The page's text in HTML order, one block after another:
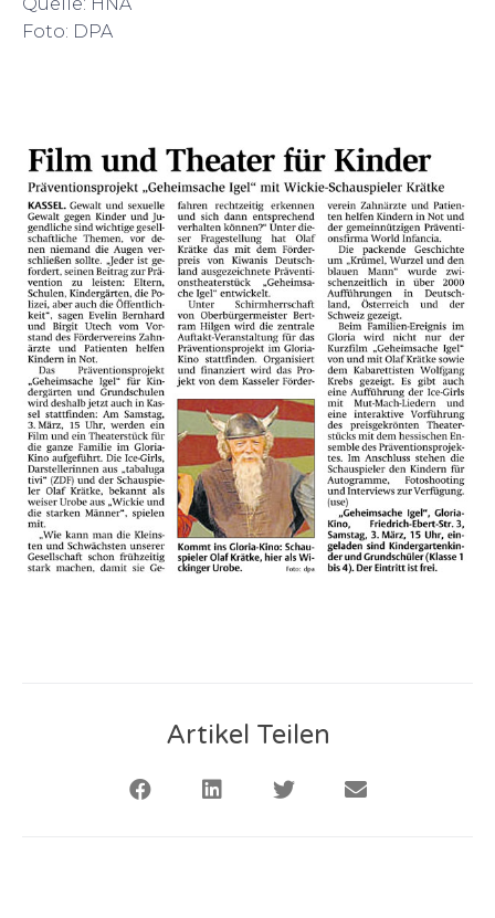
Quelle: HNA
Foto: DPA
Artikel Teilen